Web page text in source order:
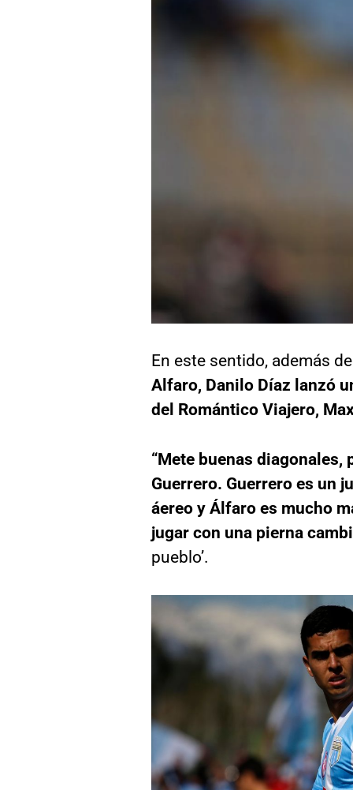
En este sentido, además
Alfaro, Danilo Díaz lanzó
del Romántico Viajero,
“Mete buenas
Guerrero. Guerrero es un
áereo y Álfaro es mucho
jugar con una pierna
pueblo’.